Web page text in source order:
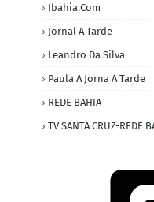
Ibahia.com
Jornal A Tarde
Leandro Da Silva
Paula A Jorna A Tarde
REDE BAHIA
TV SANTA CRUZ-REDE